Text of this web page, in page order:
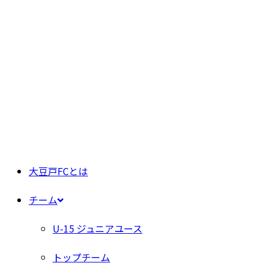
大豆戸FCとは
チーム
U-15 ジュニアユース
トップチーム